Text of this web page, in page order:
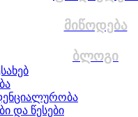
მიწოდება
ბლოგი
და წესები